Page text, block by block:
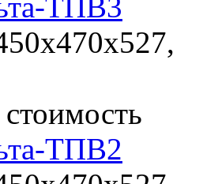
стоимость
ТПВ2